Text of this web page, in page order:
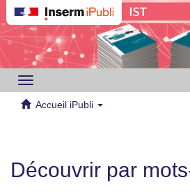
Toggle
navigation
Accueil iPubli
Découvrir par